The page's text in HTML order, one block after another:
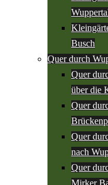
Busch
Quer durch
Quer
über die
Quer
Quer
nach
Quer
Mirker